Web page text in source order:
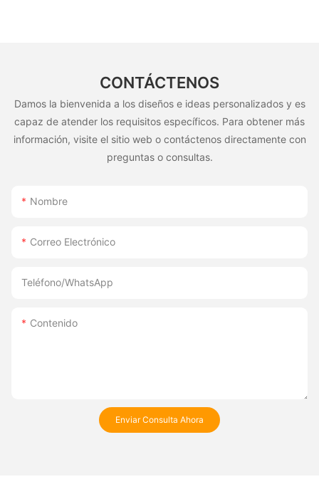
CONTÁCTENOS
Damos la bienvenida a los diseños e ideas personalizados y es
capaz de atender los requisitos específicos. Para obtener más
información, visite el sitio web o contáctenos directamente con
preguntas o consultas.
Nombre
Correo Electrónico
Teléfono/WhatsApp
Contenido
Enviar Consulta Ahora